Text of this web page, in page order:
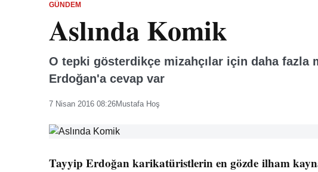
GÜNDEM
Aslında Komik
O tepki gösterdikçe mizahçılar için daha fazla
Erdoğan'a cevap var
7 Nisan 2016 08:26Mustafa Hoş
Tayyip Erdoğan karikatüristlerin en gözde ilham